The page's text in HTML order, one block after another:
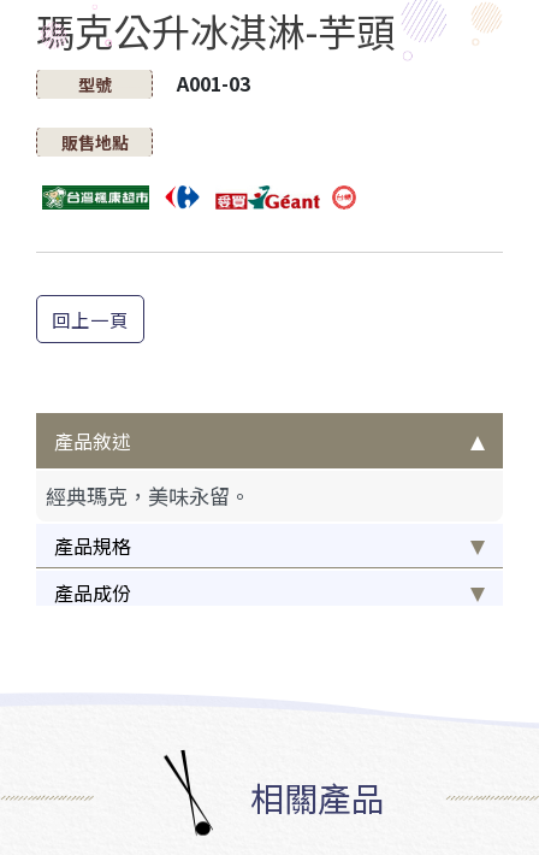
瑪克公升冰淇淋-芋頭
型號 A001-03
販售地點
回上一頁
產品敘述
經典瑪克，美味永留。
產品規格
產品成份
相關產品